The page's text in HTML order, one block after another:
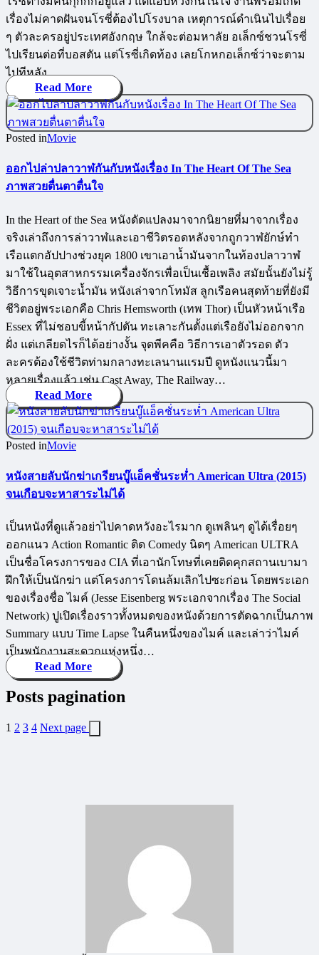
เรื่องไม่คาดฝันจนโรซี่ต้องไปโรงบาล เหตุการณ์ดำเนินไปเรื่อย
ๆ ตัวละครอยู่ประเทศอังกฤษ ใกล้จะต่อมหาลัย อเล็กซ์ชวนโรซี่
ไปเรียนต่อที่บอสตัน แต่โรซี่เกิดท้อง เลยโกหกอเล็กซ์ว่าจะตาม
ไปทีหลัง…
Read More
Posted inMovie
ออกไปล่าปลาวาฬกันกับหนังเรื่อง In The Heart Of The Sea
ภาพสวยตื่นตาตื่นใจ
In the Heart of the Sea หนังดัดแปลงมาจากนิยายที่มาจากเรื่อง
จริงเล่าถึงการล่าวาฬและเอาชีวิตรอดหลังจากถูกวาฬยักษ์ทำ
เรือแตกอัปปางช่วงยุค 1800 เขาเอาน้ำมันจากในท้องปลาวาฬ
มาใช้ในอุตสาหกรรมเครื่องจักรเพื่อเป็นเชื้อเพลิง สมัยนั้นยังไม่รู้
วิธีการขุดเจาะน้ำมัน หนังเล่าจากโทมัส ลูกเรือคนสุดท้ายที่ยังมี
ชีวิตอยู่พระเอกคือ Chris Hemsworth (เทพ Thor) เป็นหัวหน้าเรือ
Essex ที่ไม่ชอบขี้หน้ากัปตัน ทะเลาะกันตั้งแต่เรือยังไม่ออกจาก
ฝั่ง แต่เกลียดไรก็ได้อย่างงั้น จุดพีคคือ วิธีการเอาตัวรอด ตัว
ละครต้องใช้ชีวิตท่ามกลางทะเลนานแรมปี ดูหนังแนวนี้มา
หลายเรื่องแล้ว เช่น Cast Away, The Railway…
Read More
Posted inMovie
หนังสายลับนักฆ่าเกรียนบู๊แอ็คชั่นระห่ำ American Ultra (2015)
จนเกือบจะหาสาระไม่ได้
เป็นหนังที่ดูแล้วอย่าไปคาดหวังอะไรมาก ดูเพลินๆ ดูได้เรื่อยๆ
ออกแนว Action Romantic ติด Comedy นิดๆ American ULTRA
เป็นชื่อโครงการของ CIA ที่เอานักโทษที่เคยติดคุกสถานเบามา
ฝึกให้เป็นนักฆ่า แต่โครงการโดนล้มเลิกไปซะก่อน โดยพระเอก
ของเรื่องชื่อ ไมค์ (Jesse Eisenberg พระเอกจากเรื่อง The Social
Network) ปูเปิดเรื่องราวทั้งหมดของหนังด้วยการตัดฉากเป็นภาพ
Summary แบบ Time Lapse ในคืนหนึ่งของไมค์ และเล่าว่าไมค์
เป็นพนักงานสะดวกแห่งหนึ่ง…
Read More
Posts pagination
1 2 3 4 Next page